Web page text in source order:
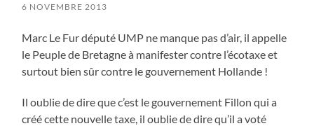
6 NOVEMBRE 2013
Marc Le Fur député UMP ne manque pas d’air, il appelle
le Peuple de Bretagne à manifester contre l’écotaxe et
surtout bien sûr contre le gouvernement Hollande !
Il oublie de dire que c’est le gouvernement Fillon qui a
créé cette nouvelle taxe, il oublie de dire qu’il a voté